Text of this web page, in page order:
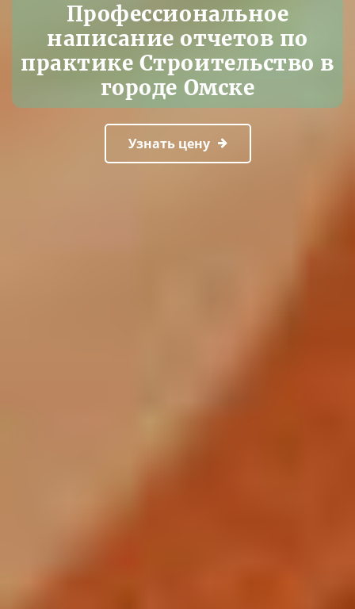
Профессиональное
написание отчетов по
практике Строительство в
городе Омске
Узнать цену